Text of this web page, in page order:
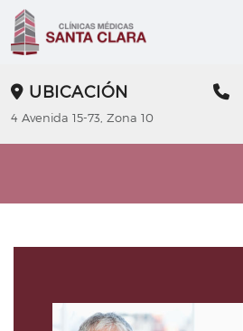
UBICACIÓN
4 Avenida 15-73, Zona 10